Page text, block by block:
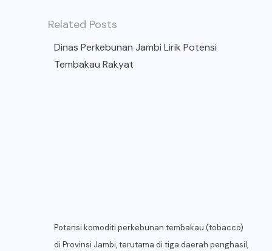
Related Posts
Dinas Perkebunan Jambi Lirik Potensi
Tembakau Rakyat
Potensi komoditi perkebunan tembakau (tobacco)
di Provinsi Jambi, terutama di tiga daerah penghasil,